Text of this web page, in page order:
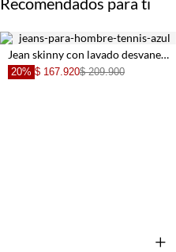
+
Jean skinny con lavado desvanecido en denim para hombre
20% $ 167.920$ 209.900